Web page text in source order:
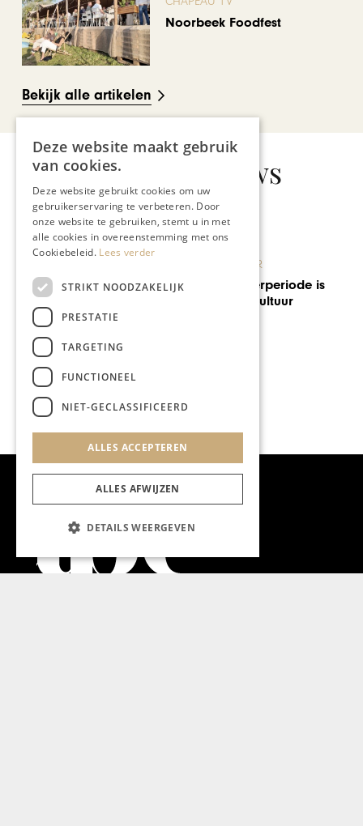
Noorbeek Foodfest
Bekijk alle artikelen
Gerelateerd nieuws
KUNST & CULTUUR
Ook in de winterperiode is
Luik een en al cultuur
Deze website maakt gebruik
van cookies.
Deze website gebruikt cookies om uw
gebruikerservaring te verbeteren. Door
onze website te gebruiken, stemt u in met
alle cookies in overeenstemming met ons
Cookiebeleid. Lees verder
STRIKT NOODZAKELIJK
PRESTATIE
TARGETING
FUNCTIONEEL
NIET-GECLASSIFICEERD
ALLES ACCEPTEREN
ALLES AFWIJZEN
DETAILS WEERGEVEN